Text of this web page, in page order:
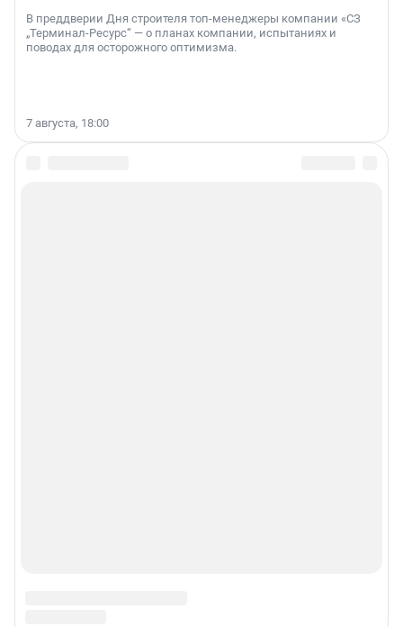
В преддверии Дня строителя топ-менеджеры компании «СЗ
„Терминал-Ресурс“ — о планах компании, испытаниях и
поводах для осторожного оптимизма.
7 августа, 18:00